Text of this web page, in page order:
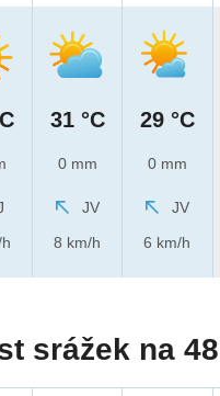
31 °C
0 mm
JV
8 km/h
29 °C
0 mm
JV
6 km/h
srážek na